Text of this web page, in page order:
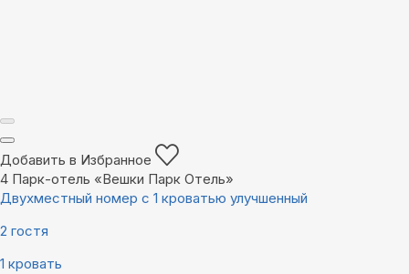
Добавить в Избранное
4 Парк-отель «Вешки Парк Отель»
Двухместный номер с 1 кроватью улучшенный
2 гостя
1 кровать